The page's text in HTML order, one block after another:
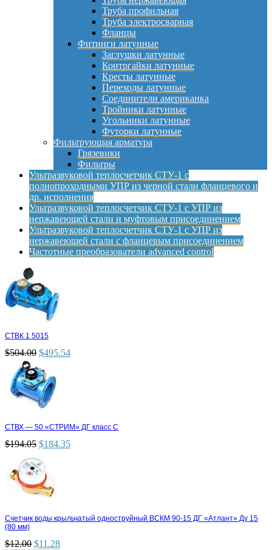
Труба профильная
Труба электросварная
Фланцы
Фитинги латунные
Заглушки латунные
Контргайки латунные
Кресты латунные
Переходы латунные
Соединители американка
Тройники латунные
Угольники латунные
Футорки латунные
Фильтрующая арматура
Грязевики
Фильтры
Ультразвуковой теплосчетчик СТУ-1 с
полнопроходными УПР из черной стали фланцевого и
др. исполнения
Ультразвуковой теплосчетчик СТУ-1 с УПР из
нержавеющей стали и муфтовым присоединением
Ультразвуковой теплосчетчик СТУ-1 с УПР из
нержавеющей стали с фланцевым присоединением
Частотные преобразователи advanced control
СТВК 1 5015
$504.00 $495.54
СТВХ — 50 «СТРИМ» ДГ класс С
$194.05 $184.35
Счетчик воды крыльчатый одноструйный ВСКМ 90-15 ДГ «Атлант» Ду 15
(80 мм)
$12.00 $11.28